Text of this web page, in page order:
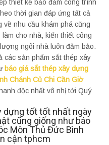
thiết kế bảo đảm công trình
thời gian đáp ứng tất cả
về nhu cầu khám phá cũng
cho nhà, kiến thiết công
ngôi nhà luôn đảm bảo.
các sản phẩm sắt thép xây
báo giá sắt thép xây dựng
Chánh Củ Chi Cần Giờ
độc nhất vô nhị tới Quý
dựng tốt tốt nhất ngày
cũng giống như báo
Môn Thủ Đức Bình
cận tphcm